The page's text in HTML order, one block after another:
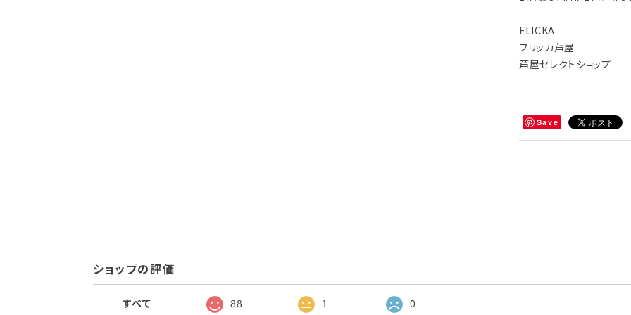
FLICKA
フリッカ芦屋
芦屋セレクトショップ
Save
ショップの評価
すべて 88 1 0